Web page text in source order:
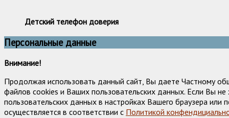
Детский телефон доверия
Персональные данные
Внимание!
Продолжая использовать данный сайт, Вы даете Частному
файлов cookies и Ваших пользовательских данных. Если Вы
пользовательских данных в настройках Вашего браузера
осуществляется в соответствии с Политикой